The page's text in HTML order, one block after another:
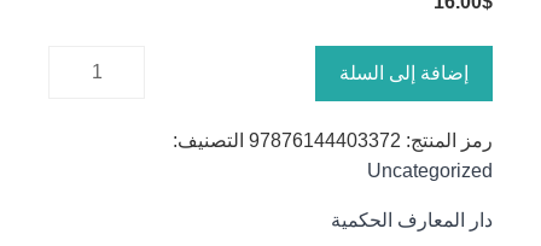
كمية نحو
إضافة إلى السلة
رمز المنتج: 97876144403372 التصنيف:
Uncategorized
دار المعارف الحكمية